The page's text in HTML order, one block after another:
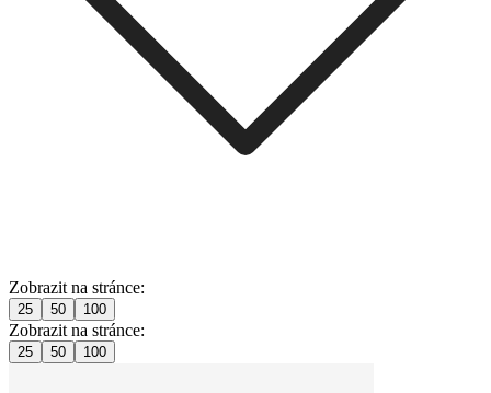
Zobrazit na stránce:
25 50 100
Zobrazit na stránce:
25 50 100